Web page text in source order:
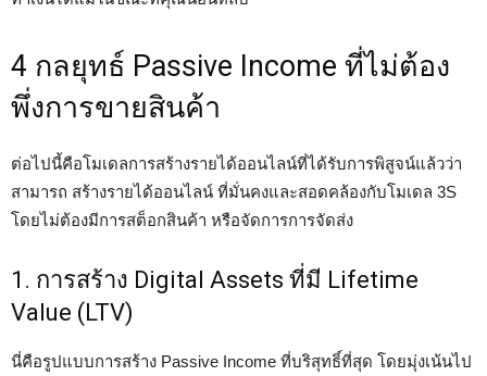
4 กลยุทธ์ Passive Income ที่ไม่ต้อง
พึ่งการขายสินค้า
ต่อไปนี้คือโมเดลการสร้างรายได้ออนไลน์ที่ได้รับการพิสูจน์แล้วว่า
สามารถ สร้างรายได้ออนไลน์ ที่มั่นคงและสอดคล้องกับโมเดล 3S
โดยไม่ต้องมีการสต็อกสินค้า หรือจัดการการจัดส่ง
1. การสร้าง Digital Assets ที่มี Lifetime
Value (LTV)
นี่คือรูปแบบการสร้าง Passive Income ที่บริสุทธิ์ที่สุด โดยมุ่งเน้นไป